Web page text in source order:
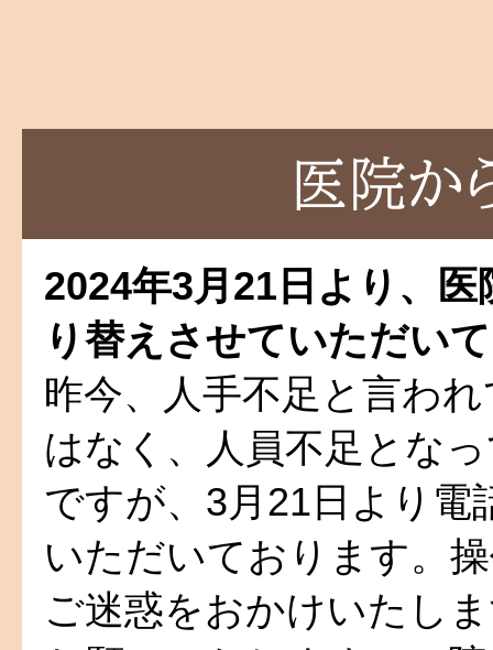
2024年3月21日より、
り替えさせていただい
昨今、人手不足と言わ
はなく、人員不足とな
ですが、3月21日より電
いただいております。
ご迷惑をおかけいたし